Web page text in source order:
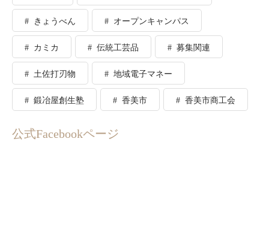
きょうべん オープンキャンパス
カミカ 伝統工芸品 募集関連
土佐打刃物 地域電子マネー
鍛冶屋創生塾 香美市 香美市商工会
公式Facebookページ